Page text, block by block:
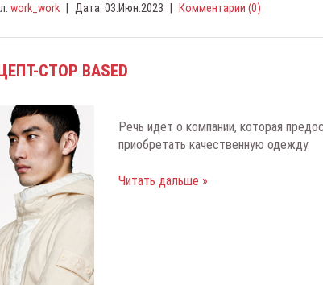
work_work Дата: 03.Июн.2023 Комментарии (0)
СТОР BASED
Речь идет о компании, которая
приобретать качественную одежду.
Читать дальше »